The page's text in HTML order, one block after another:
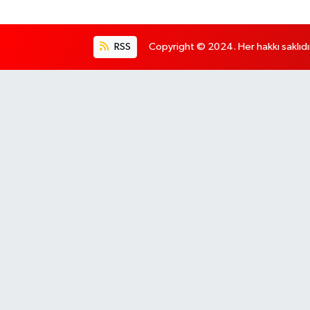
RSS Copyright © 2024. Her hakkı